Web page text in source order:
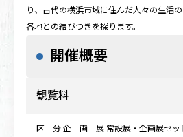
り、古代の横浜市域に住んだ人々の生活
各地との結びつきを探ります。
開催概要
観覧料
区 分 企 画 展 常設展・企画展セ